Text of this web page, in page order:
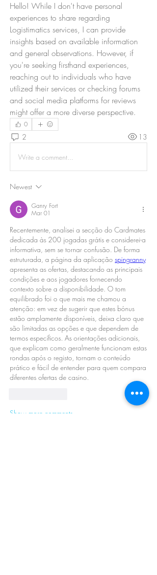
Hello! While I don't have personal
experiences to share regarding
Logistimatics services, I can provide
insights based on available information
and general observations. However, if
you're seeking firsthand experiences,
reaching out to individuals who have
utilized their services or checking forums
and social media platforms for reviews
might offer a more diverse perspective.
0
2 13
Write a comment...
Newest
Ganry Fort
Mar 01
Recentemente, analisei a secção do Cardmates
dedicada às 200 jogadas grátis e considerei-a
informativa, sem se tornar confusão. De forma
estruturada, a página da aplicação spingranny
apresenta as ofertas, destacando as principais
condições e aos jogadores fornecendo
contexto sobre a disponibilidade. O tom
equilibrado foi o que mais me chamou a
atenção: em vez de sugerir que estes bónus
estão amplamente disponíveis, deixa claro que
são limitadas as opções e que dependem de
termos específicos. As orientações adicionais,
que explicam como geralmente funcionam estas
rondas após o registo, tornam o conteúdo
prático e fácil de entender para quem compara
diferentes ofertas de casino.
Show more comments